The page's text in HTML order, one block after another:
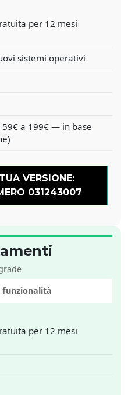
per 12 mesi
sistemi operativi
59€ a 199€ — in base
VERSIONE:
031243007
funzionalità
per 12 mesi